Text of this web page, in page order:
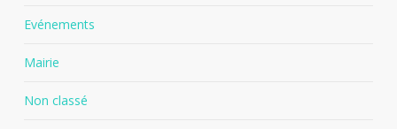
Evénements
Mairie
Non classé